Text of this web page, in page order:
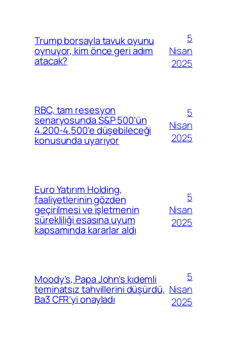
Trump borsayla tavuk oyunu
oynuyor, kim önce geri adım
atacak?
5
Nisan
2025
RBC, tam resesyon
senaryosunda S&P 500’ün
4.200-4.500’e düşebileceği
konusunda uyarıyor
5
Nisan
2025
Euro Yatırım Holding,
faaliyetlerinin gözden
geçirilmesi ve işletmenin
sürekliliği esasına uyum
kapsamında kararlar aldı
5
Nisan
2025
Moody’s, Papa John’s kıdemli
teminatsız tahvillerini düşürdü,
Ba3 CFR’yi onayladı
5
Nisan
2025